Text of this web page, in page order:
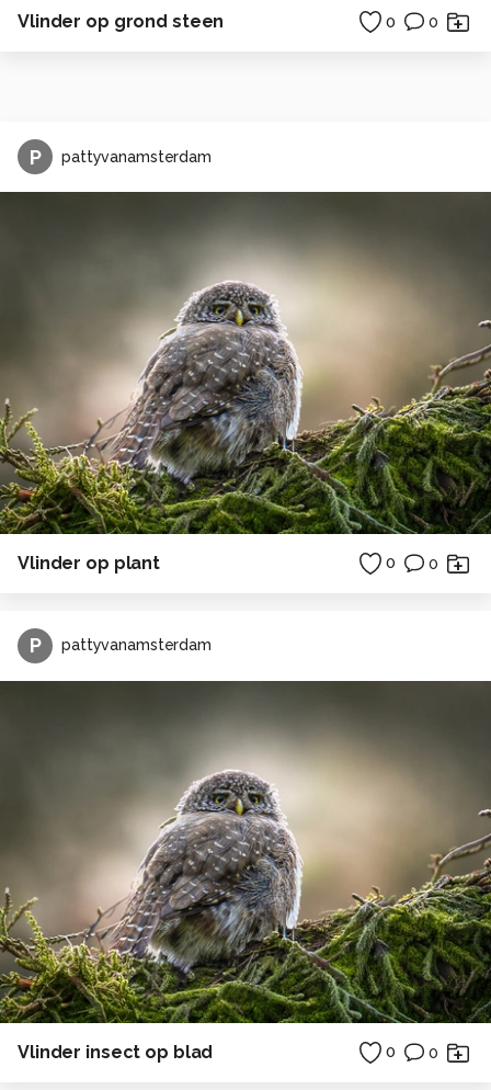
Vlinder op grond steen 0 0
P pattyvanamsterdam
Vlinder op plant 0 0
P pattyvanamsterdam
Vlinder insect op blad 0 0